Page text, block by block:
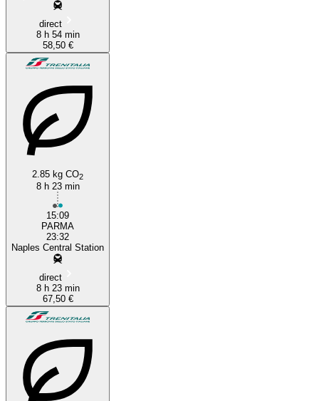
direct
8 h 54 min
58,50 €
2.85 kg CO2
8 h 23 min
15:09
PARMA
23:32
Naples Central Station
direct
8 h 23 min
67,50 €